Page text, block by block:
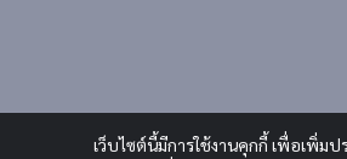
เว็บไซต์นี้มีการใช้งานคุกกี้ เพื่อเพิ่ม